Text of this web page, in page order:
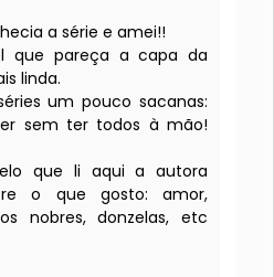
a série e amei!!
que pareça a capa da
linda.
um pouco sacanas:
sem ter todos à mão!
que li aqui a autora
o que gosto: amor,
nobres, donzelas, etc